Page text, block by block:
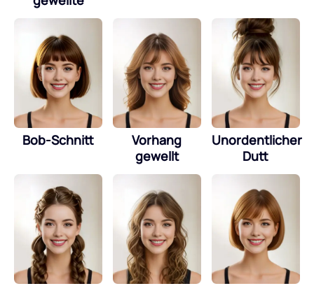
Bob-Schnitt
Vorhang
gewellt
Unordentlicher
Dutt